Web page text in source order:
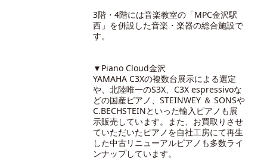
3階・4階には音楽教室の「MPC金沢駅
西」を併設した音楽・楽器の総合施設で
す。
▼Piano Cloud金沢
YAMAHA C3Xの複数台展示による選定
や、北陸唯一のS3X、C3X espressivoな
どの国産ピアノ、STEINWEY ＆ SONSや
C.BECHSTEINといった輸入ピアノも展
示販売しています。また、お買取りさせ
ていただいたピアノを自社工房にて再生
した中古リニューアルピアノも多数ライ
ンナップしています。